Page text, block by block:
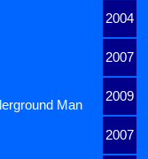
2004
2007
2009
Man
2007